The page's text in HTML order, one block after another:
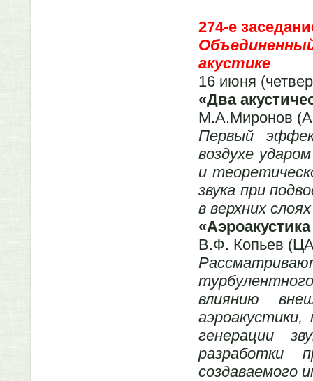
274-е
акустике
16 июня
«Два
М.А.Миронов
Первый
воздухе
и
звука при
в верхних
В.Ф. Копьев
влиянию
генерации
разработки
создаваемого